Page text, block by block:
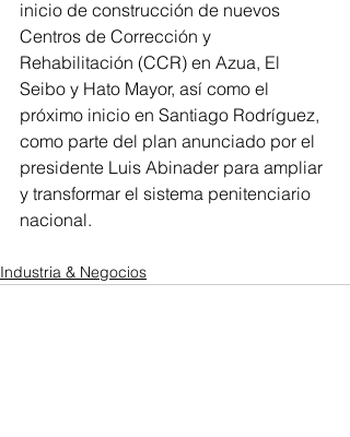
inicio de construcción de nuevos
Centros de Corrección y
Rehabilitación (CCR) en Azua, El
Seibo y Hato Mayor, así como el
próximo inicio en Santiago Rodríguez,
como parte del plan anunciado por el
presidente Luis Abinader para ampliar
y transformar el sistema penitenciario
nacional.
Industria & Negocios